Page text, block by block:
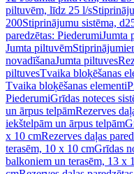
piltuvēm, līdz 25 l/s
200Stiprinājumu sistēma,
paredzētas: PiederumiJumta
Jumta piltuvēm
novadīšanaJumta piltuves
piltuvesTvaika bloķēšanas
Tvaika bloķēšanas elementi
PiederumiGrīdas noteces
un ārpus telpāmRezerves
iekštelpām un ārpus telpām
x 10 cmRezerves daļas
terasēm, 10 x 10 cmGrīdas
balkoniem un terasēm, 13 x